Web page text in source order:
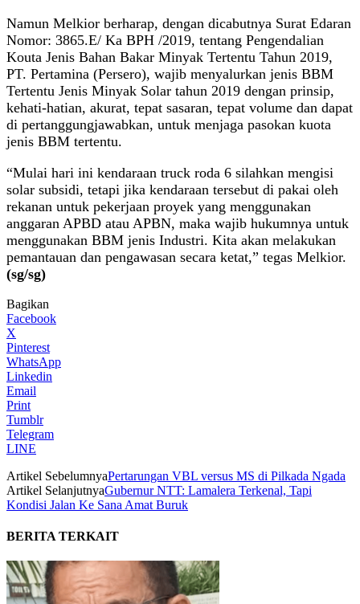
Namun Melkior berharap, dengan dicabutnya Surat Edaran
Nomor: 3865.E/ Ka BPH /2019, tentang Pengendalian
Kouta Jenis Bahan Bakar Minyak Tertentu Tahun 2019,
PT. Pertamina (Persero), wajib menyalurkan jenis BBM
Tertentu Jenis Minyak Solar tahun 2019 dengan prinsip,
kehati-hatian, akurat, tepat sasaran, tepat volume dan dapat
di pertanggungjawabkan, untuk menjaga pasokan kuota
jenis BBM tertentu.
“Mulai hari ini kendaraan truck roda 6 silahkan mengisi
solar subsidi, tetapi jika kendaraan tersebut di pakai oleh
rekanan untuk pekerjaan proyek yang menggunakan
anggaran APBD atau APBN, maka wajib hukumnya untuk
menggunakan BBM jenis Industri. Kita akan melakukan
pemantauan dan pengawasan secara ketat,” tegas Melkior.
(sg/sg)
Bagikan
Facebook
X
Pinterest
WhatsApp
Linkedin
Email
Print
Tumblr
Telegram
LINE
Artikel SebelumnyaPertarungan VBL versus MS di Pilkada Ngada
Artikel SelanjutnyaGubernur NTT: Lamalera Terkenal, Tapi
Kondisi Jalan Ke Sana Amat Buruk
BERITA TERKAIT